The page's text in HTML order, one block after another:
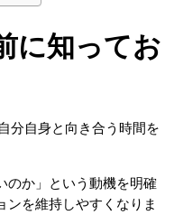
に知ってお
分自身と向き合う時間を
のか」という動機を明確
ンを維持しやすくなりま